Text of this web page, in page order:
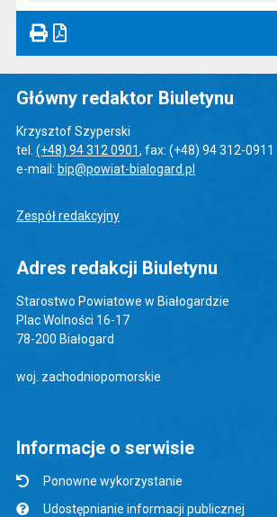
Główny redaktor Biuletynu
Krzysztof Szyperski
tel. (+48) 94 312 0901, fax: (+48) 94 312-0911
e-mail: bip@powiat-bialogard.pl
Zespół redakcyjny
Adres redakcji Biuletynu
Starostwo Powiatowe w Białogardzie
Plac Wolności 16-17
78-200 Białogard
woj. zachodniopomorskie
Informacje o serwisie
Ponowne wykorzystanie
Udostępnianie informacji publicznej